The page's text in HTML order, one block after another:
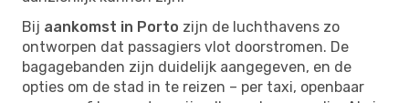
Bij aankomst in Porto zijn de luchthavens zo
ontworpen dat passagiers vlot doorstromen. De
bagagebanden zijn duidelijk aangegeven, en de
opties om de stad in te reizen – per taxi, openbaar